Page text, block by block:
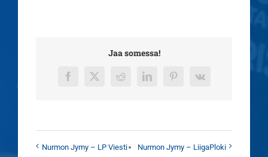
Jaa somessa!
Facebook
X RedditLinkedInPinterest
Vk
Nurmon Jymy – LP Viesti Nurmon Jymy – LiigaPloki